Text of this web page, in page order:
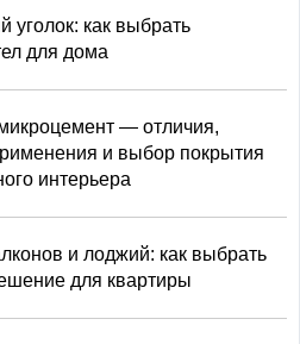
уголок: как выбрать
для дома
— отличия,
и выбор покрытия
интерьера
и лоджий: как выбрать
для квартиры